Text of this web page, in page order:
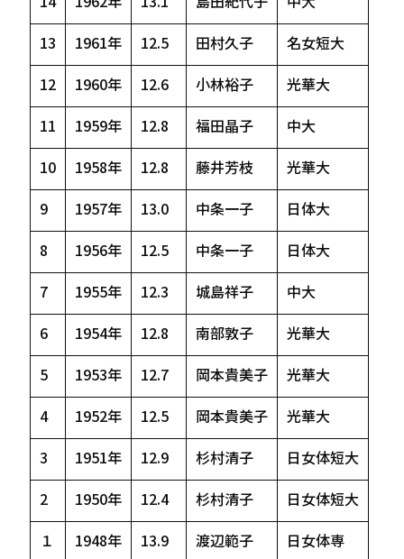
14 1962年 13.1 島田紀代子 中大
13 1961年 12.5 田村久子 名女短大
12 1960年 12.6 小林裕子 光華大
11 1959年 12.8 福田晶子 中大
10 1958年 12.8 藤井芳枝 光華大
9 1957年 13.0 中条一子 日体大
8 1956年 12.5 中条一子 日体大
7 1955年 12.3 城島祥子 中大
6 1954年 12.8 南部敦子 光華大
5 1953年 12.7 岡本貴美子 光華大
4 1952年 12.5 岡本貴美子 光華大
3 1951年 12.9 杉村清子 日女体短大
2 1950年 12.4 杉村清子 日女体短大
１ 1948年 13.9 渡辺範子 日女体専